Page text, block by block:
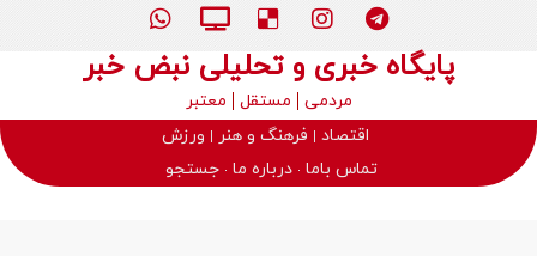
پایگاه خبری و تحلیلی نبض خبر
مردمی مستقل
معتبر
اقتصاد
فرهنگ و هنر
ورزش
تماس باما درباره ما جستجو